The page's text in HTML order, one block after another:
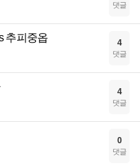
댓글
추피중옵 4
댓글
4
댓글
0
댓글